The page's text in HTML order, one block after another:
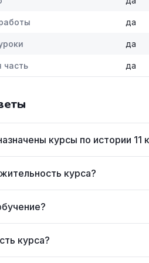
да
да
часть да
курсы по истории 11
курса?
курса?